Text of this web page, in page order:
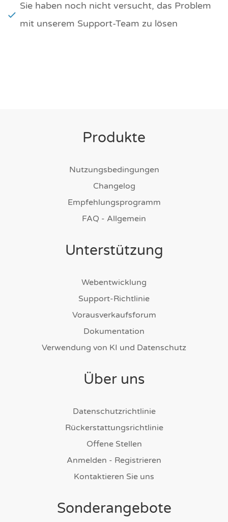
Sie haben noch nicht versucht, das Problem
mit unserem Support-Team zu lösen
Produkte
Nutzungsbedingungen
Changelog
Empfehlungsprogramm
FAQ - Allgemein
Unterstützung
Webentwicklung
Support-Richtlinie
Vorausverkaufsforum
Dokumentation
Verwendung von KI und Datenschutz
Über uns
Datenschutzrichtlinie
Rückerstattungsrichtlinie
Offene Stellen
Anmelden - Registrieren
Kontaktieren Sie uns
Sonderangebote